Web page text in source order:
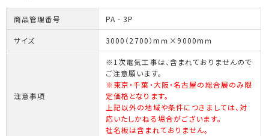
商品管理番号 PA‐3P
サイズ 3000（2700）mｍ×9000mｍ
注意事項
※1次電気工事は、含まれておりませんので
ご注意願います。
※東京・千葉・大阪・名古屋の総合展のみ限
定価格となります。
上記以外の地域や条件につきましては、対
応いたしかねる場合がございます。
社名板は含まれておりません。